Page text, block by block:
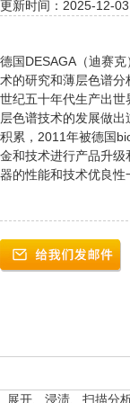
更新时间：2025-12-03
德国DESAGA（迪赛
术的研究和薄层色谱
世纪五十年代生产出
层色谱技术的发展做
积累，2011年被德国
金和技术进行产品升
器的性能和技术优良性
开、浸渍、扫描分